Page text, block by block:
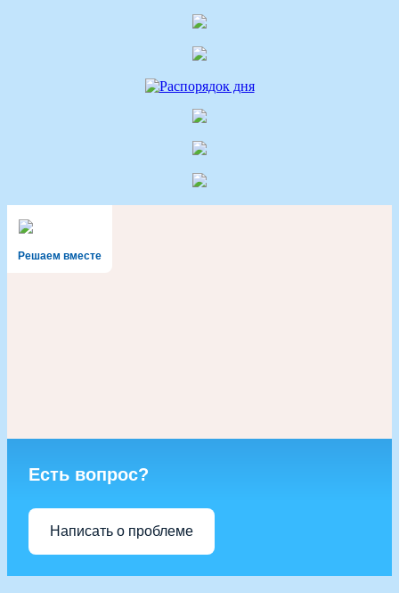
Решаем вместе
Есть вопрос?
Написать о проблеме